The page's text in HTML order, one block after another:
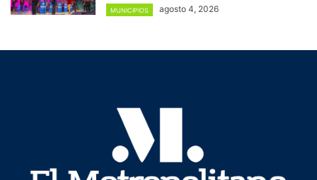
MUNICIPIOS agosto 4, 2026